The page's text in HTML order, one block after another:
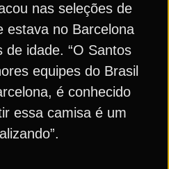
nas seleções de
estava no Barcelona
de idade. “O Santos
equipes do Brasil
é conhecido
essa camisa é um